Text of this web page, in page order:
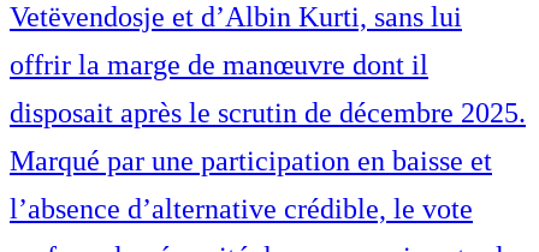
Vetëvendosje et d’Albin Kurti, sans lui
offrir la marge de manœuvre dont il
disposait après le scrutin de décembre 2025.
Marqué par une participation en baisse et
l’absence d’alternative crédible, le vote